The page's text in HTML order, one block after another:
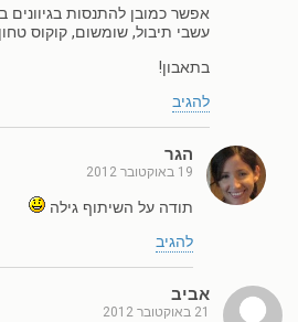
אפשר כמובן להתנסות בגיוונים
עשבי תיבול, שומשום, קוקוס
בתאבון!
להגיב
הגר
19 באוקטובר 2012
תודה על השיתוף גילה
להגיב
אביב
21 באוקטובר 2012